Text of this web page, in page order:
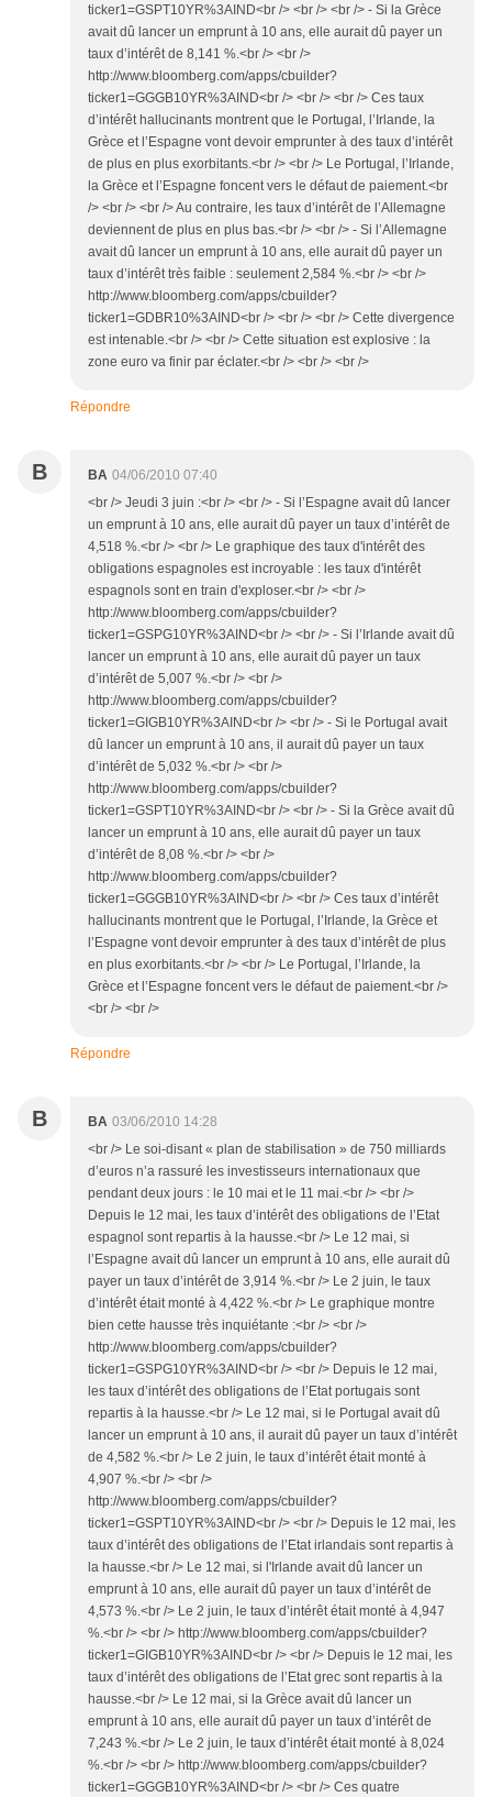
ticker1=GSPT10YR%3AIND<br /> <br /> <br /> - Si la Grèce
avait dû lancer un emprunt à 10 ans, elle aurait dû payer un
taux d’intérêt de 8,141 %.<br /> <br />
http://www.bloomberg.com/apps/cbuilder?
ticker1=GGGB10YR%3AIND<br /> <br /> <br /> Ces taux
d’intérêt hallucinants montrent que le Portugal, l’Irlande, la
Grèce et l’Espagne vont devoir emprunter à des taux d’intérêt
de plus en plus exorbitants.<br /> <br /> Le Portugal, l’Irlande,
la Grèce et l’Espagne foncent vers le défaut de paiement.<br
/> <br /> <br /> Au contraire, les taux d’intérêt de l’Allemagne
deviennent de plus en plus bas.<br /> <br /> - Si l’Allemagne
avait dû lancer un emprunt à 10 ans, elle aurait dû payer un
taux d’intérêt très faible : seulement 2,584 %.<br /> <br />
http://www.bloomberg.com/apps/cbuilder?
ticker1=GDBR10%3AIND<br /> <br /> <br /> Cette divergence
est intenable.<br /> <br /> Cette situation est explosive : la
zone euro va finir par éclater.<br /> <br /> <br />
Répondre
B BA 04/06/2010 07:40
<br /> Jeudi 3 juin :<br /> <br /> - Si l’Espagne avait dû lancer
un emprunt à 10 ans, elle aurait dû payer un taux d’intérêt de
4,518 %.<br /> <br /> Le graphique des taux d'intérêt des
obligations espagnoles est incroyable : les taux d'intérêt
espagnols sont en train d'exploser.<br /> <br />
http://www.bloomberg.com/apps/cbuilder?
ticker1=GSPG10YR%3AIND<br /> <br /> - Si l’Irlande avait dû
lancer un emprunt à 10 ans, elle aurait dû payer un taux
d’intérêt de 5,007 %.<br /> <br />
http://www.bloomberg.com/apps/cbuilder?
ticker1=GIGB10YR%3AIND<br /> <br /> - Si le Portugal avait
dû lancer un emprunt à 10 ans, il aurait dû payer un taux
d’intérêt de 5,032 %.<br /> <br />
http://www.bloomberg.com/apps/cbuilder?
ticker1=GSPT10YR%3AIND<br /> <br /> - Si la Grèce avait dû
lancer un emprunt à 10 ans, elle aurait dû payer un taux
d’intérêt de 8,08 %.<br /> <br />
http://www.bloomberg.com/apps/cbuilder?
ticker1=GGGB10YR%3AIND<br /> <br /> Ces taux d’intérêt
hallucinants montrent que le Portugal, l’Irlande, la Grèce et
l’Espagne vont devoir emprunter à des taux d’intérêt de plus
en plus exorbitants.<br /> <br /> Le Portugal, l’Irlande, la
Grèce et l’Espagne foncent vers le défaut de paiement.<br />
<br /> <br />
Répondre
B BA 03/06/2010 14:28
<br /> Le soi-disant « plan de stabilisation » de 750 milliards
d’euros n’a rassuré les investisseurs internationaux que
pendant deux jours : le 10 mai et le 11 mai.<br /> <br />
Depuis le 12 mai, les taux d’intérêt des obligations de l’Etat
espagnol sont repartis à la hausse.<br /> Le 12 mai, si
l’Espagne avait dû lancer un emprunt à 10 ans, elle aurait dû
payer un taux d’intérêt de 3,914 %.<br /> Le 2 juin, le taux
d’intérêt était monté à 4,422 %.<br /> Le graphique montre
bien cette hausse très inquiétante :<br /> <br />
http://www.bloomberg.com/apps/cbuilder?
ticker1=GSPG10YR%3AIND<br /> <br /> Depuis le 12 mai,
les taux d’intérêt des obligations de l’Etat portugais sont
repartis à la hausse.<br /> Le 12 mai, si le Portugal avait dû
lancer un emprunt à 10 ans, il aurait dû payer un taux d’intérêt
de 4,582 %.<br /> Le 2 juin, le taux d’intérêt était monté à
4,907 %.<br /> <br />
http://www.bloomberg.com/apps/cbuilder?
ticker1=GSPT10YR%3AIND<br /> <br /> Depuis le 12 mai, les
taux d’intérêt des obligations de l’Etat irlandais sont repartis à
la hausse.<br /> Le 12 mai, si l'Irlande avait dû lancer un
emprunt à 10 ans, elle aurait dû payer un taux d’intérêt de
4,573 %.<br /> Le 2 juin, le taux d’intérêt était monté à 4,947
%.<br /> <br /> http://www.bloomberg.com/apps/cbuilder?
ticker1=GIGB10YR%3AIND<br /> <br /> Depuis le 12 mai, les
taux d’intérêt des obligations de l’Etat grec sont repartis à la
hausse.<br /> Le 12 mai, si la Grèce avait dû lancer un
emprunt à 10 ans, elle aurait dû payer un taux d’intérêt de
7,243 %.<br /> Le 2 juin, le taux d’intérêt était monté à 8,024
%.<br /> <br /> http://www.bloomberg.com/apps/cbuilder?
ticker1=GGGB10YR%3AIND<br /> <br /> Ces quatre